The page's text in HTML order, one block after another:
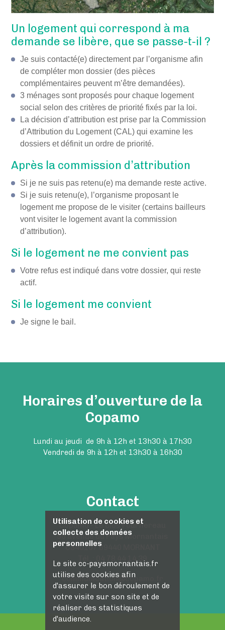
Un logement qui correspond à ma
demande se libère, que se passe-t-il ?
Je suis contacté(e) directement par l’organisme afin
de compléter mon dossier (des pièces
complémentaires peuvent m’être demandées).
3 ménages sont proposés pour chaque logement
social selon des critères de priorité fixés par la loi.
La décision d’attribution est prise par la Commission
d’Attribution du Logement (CAL) qui examine les
dossiers et définit un ordre de priorité.
Après la commission d’attribution
Si je ne suis pas retenu(e) ma demande reste active.
Si je suis retenu(e), l’organisme proposant le
logement me propose de le visiter (certains bailleurs
vont visiter le logement avant la commission
d’attribution).
Si le logement ne me convient pas
Votre refus est indiqué dans votre dossier, qui reste
actif.
Si le logement me convient
Je signe le bail.
Horaires d’ouverture de la
Copamo
Lundi au jeudi de 9h à 12h et 13h30 à 17h30
Vendredi de 9h à 12h et 13h30 à 16h30
Contact
Copamo - Le clos Fournereau
50 avenue du Pays Mornantais
CS40107 69440 MORNANT
Tél. : 04 78 44 14 39
communication@copamo.fr
Utilisation de cookies et
collecte des données
personnelles
Le site cc-paysmornantais.fr
utilise des cookies afin
d'assurer le bon déroulement de
votre visite sur son site et de
réaliser des statistiques
d'audience.